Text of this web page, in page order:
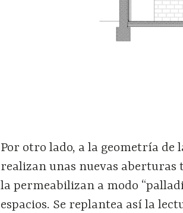
Por otro lado, a la geometría de
realizan unas nuevas aberturas
la permeabilizan a modo
espacios. Se replantea así la